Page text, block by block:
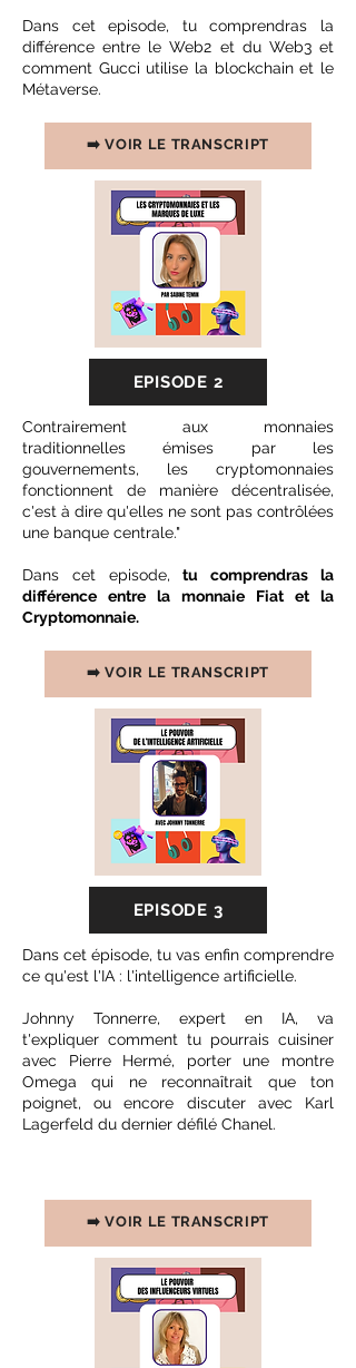
Dans cet episode, tu comprendras la
différence entre le Web2 et du Web3 et
comment Gucci utilise la blockchain et le
Métaverse.
➡️ VOIR LE TRANSCRIPT
EPISODE 2
Contrairement aux monnaies
traditionnelles émises par les
gouvernements, les cryptomonnaies
fonctionnent de manière décentralisée,
c'est à dire qu'elles ne sont pas contrôlées
une banque centrale."
Dans cet episode,tu comprendras la
différence entre la monnaie Fiat et la
Cryptomonnaie.
➡️ VOIR LE TRANSCRIPT
EPISODE 3
Dans cet épisode, tu vas enfin comprendre
ce qu'est l'IA : l'intelligence artificielle.
Johnny Tonnerre, expert en IA, va
t'expliquer comment tu pourrais cuisiner
avec Pierre Hermé, porter une montre
Omega qui ne reconnaîtrait que ton
poignet, ou encore discuter avec Karl
Lagerfeld du dernier défilé Chanel.
➡️ VOIR LE TRANSCRIPT